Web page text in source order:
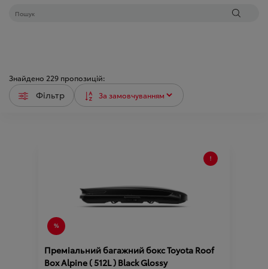
Знайдено 229 пропозицій:
Фільтр
Преміальний багажний бокс Toyota Roof
Box Alpine ( 512L ) Black Glossy